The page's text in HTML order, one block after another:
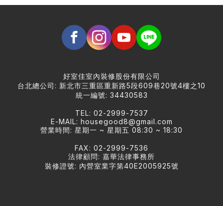
好室佳室內裝修股份有限公司
台北總公司: 新北市三重區重新路5段609巷20號4樓之10
統一編號: 34430583
TEL: 02-2999-7537
E-MAIL: housegood8@gmail.com
營業時間: 星期一 ~ 星期五 08:30 ~ 18:30
FAX: 02-2999-7536
法律顧問: 嘉華法律事務所
裝修證號: 內營室業字第40E2005925號